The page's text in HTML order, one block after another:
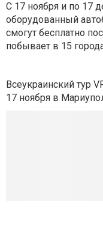
С 17 ноября и по 17
оборудованный
смогут бесплатно
побывает в 15
Всеукраинский тур
17 ноября в